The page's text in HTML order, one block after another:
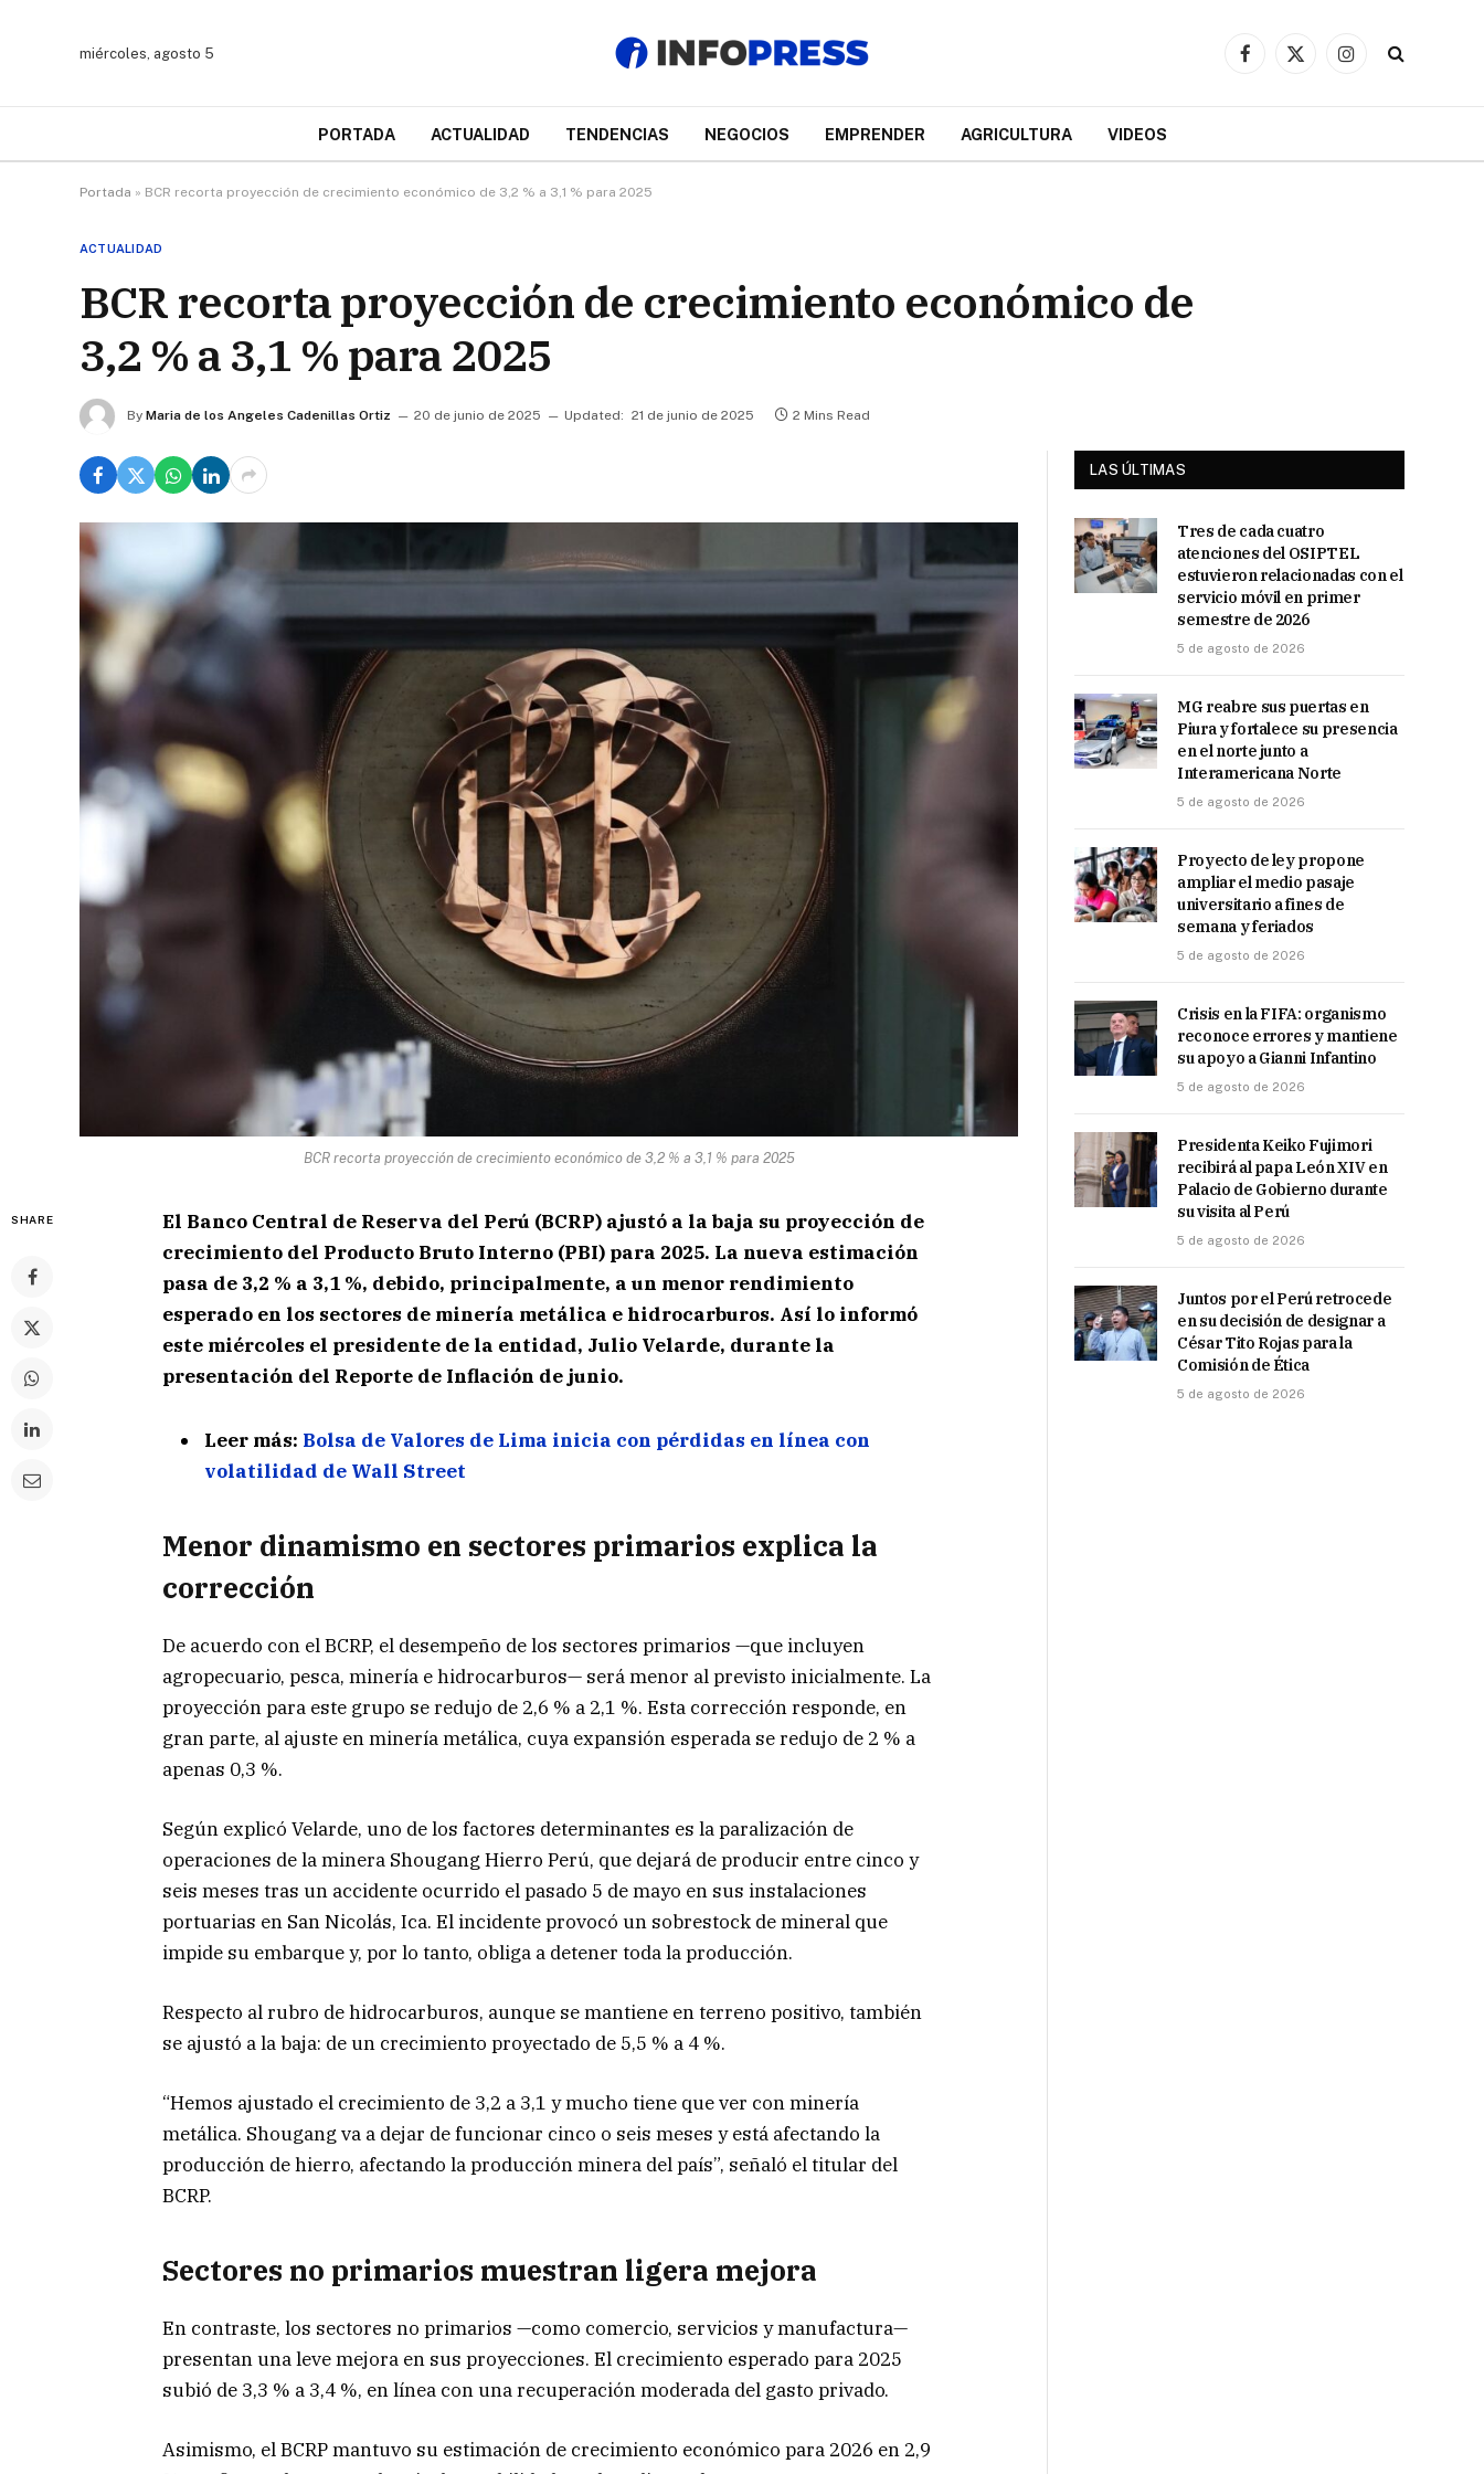
miércoles, agosto 5
Facebook
X
Instagram
PORTADA ACTUALIDAD TENDENCIAS NEGOCIOS EMPRENDER AGRICULTURA VIDEOS
Portada » BCR recorta proyección de crecimiento económico de 3,2 % a 3,1 % para 2025
ACTUALIDAD
BCR recorta proyección de crecimiento económico de
3,2 % a 3,1 % para 2025
By Maria de los Angeles Cadenillas Ortiz 20 de junio de 2025 Updated: 21 de junio de 2025 2 Mins Read
BCR recorta proyección de crecimiento económico de 3,2 % a 3,1 % para 2025
SHARE
El Banco Central de Reserva del Perú (BCRP) ajustó a la baja su proyección de
crecimiento del Producto Bruto Interno (PBI) para 2025. La nueva estimación
pasa de 3,2 % a 3,1 %, debido, principalmente, a un menor rendimiento
esperado en los sectores de minería metálica e hidrocarburos. Así lo informó
este miércoles el presidente de la entidad, Julio Velarde, durante la
presentación del Reporte de Inflación de junio.
Leer más: Bolsa de Valores de Lima inicia con pérdidas en línea con
volatilidad de Wall Street
Menor dinamismo en sectores primarios explica la
corrección
De acuerdo con el BCRP, el desempeño de los sectores primarios —que incluyen
agropecuario, pesca, minería e hidrocarburos— será menor al previsto inicialmente. La
proyección para este grupo se redujo de 2,6 % a 2,1 %. Esta corrección responde, en
gran parte, al ajuste en minería metálica, cuya expansión esperada se redujo de 2 % a
apenas 0,3 %.
Según explicó Velarde, uno de los factores determinantes es la paralización de
operaciones de la minera Shougang Hierro Perú, que dejará de producir entre cinco y
seis meses tras un accidente ocurrido el pasado 5 de mayo en sus instalaciones
portuarias en San Nicolás, Ica. El incidente provocó un sobrestock de mineral que
impide su embarque y, por lo tanto, obliga a detener toda la producción.
Respecto al rubro de hidrocarburos, aunque se mantiene en terreno positivo, también
se ajustó a la baja: de un crecimiento proyectado de 5,5 % a 4 %.
“Hemos ajustado el crecimiento de 3,2 a 3,1 y mucho tiene que ver con minería
metálica. Shougang va a dejar de funcionar cinco o seis meses y está afectando la
producción de hierro, afectando la producción minera del país”, señaló el titular del
BCRP.
Sectores no primarios muestran ligera mejora
En contraste, los sectores no primarios —como comercio, servicios y manufactura—
presentan una leve mejora en sus proyecciones. El crecimiento esperado para 2025
subió de 3,3 % a 3,4 %, en línea con una recuperación moderada del gasto privado.
Asimismo, el BCRP mantuvo su estimación de crecimiento económico para 2026 en 2,9
LAS ÚLTIMAS
Tres de cada cuatro
atenciones del OSIPTEL
estuvieron relacionadas con el
servicio móvil en primer
semestre de 2026
5 de agosto de 2026
MG reabre sus puertas en
Piura y fortalece su presencia
en el norte junto a
Interamericana Norte
5 de agosto de 2026
Proyecto de ley propone
ampliar el medio pasaje
universitario a fines de
semana y feriados
5 de agosto de 2026
Crisis en la FIFA: organismo
reconoce errores y mantiene
su apoyo a Gianni Infantino
5 de agosto de 2026
Presidenta Keiko Fujimori
recibirá al papa León XIV en
Palacio de Gobierno durante
su visita al Perú
5 de agosto de 2026
Juntos por el Perú retrocede
en su decisión de designar a
César Tito Rojas para la
Comisión de Ética
5 de agosto de 2026